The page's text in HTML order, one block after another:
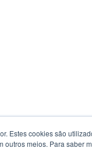
Estes cookies são
meios. Para saber